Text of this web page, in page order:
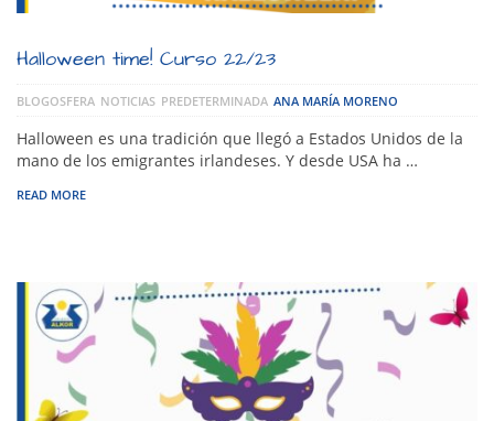
Halloween time! Curso 22/23
BLOGOSFERA NOTICIAS PREDETERMINADA ANA MARÍA MORENO
Halloween es una tradición que llegó a Estados Unidos de la
mano de los emigrantes irlandeses. Y desde USA ha …
READ MORE